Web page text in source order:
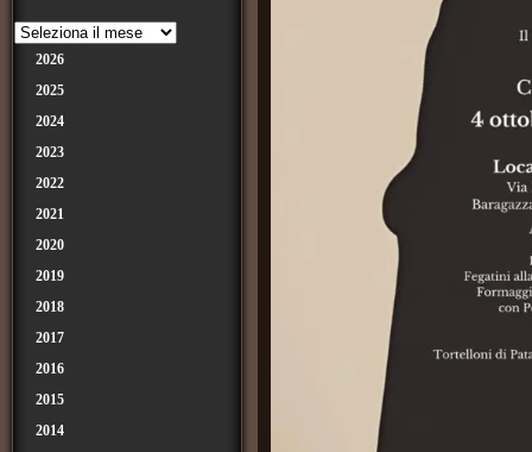
2026
2025
2024
2023
2022
2021
2020
2019
2018
2017
2016
2015
2014